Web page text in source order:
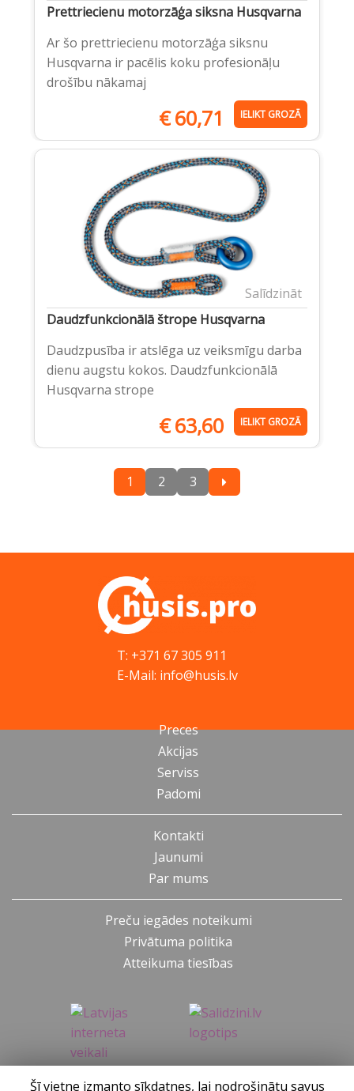
Prettriecienu motorzāģa siksna Husqvarna
Ar šo prettriecienu motorzāģa siksnu
Husqvarna ir pacēlis koku profesionāļu
drošību nākamaj
€60,71 IELIKT GROZĀ
Salīdzināt
Daudzfunkcionālā štrope Husqvarna
Daudzpusība ir atslēga uz veiksmīgu darba
dienu augstu kokos. Daudzfunkcionālā
Husqvarna strope
€63,60 IELIKT GROZĀ
1 2 3
T: +371 67 305 911
E-Mail: info@husis.lv
Preces
Akcijas
Serviss
Padomi
Kontakti
Jaunumi
Par mums
Preču iegādes noteikumi
Privātuma politika
Atteikuma tiesības
Šī vietne izmanto sīkdatnes, lai nodrošinātu savus